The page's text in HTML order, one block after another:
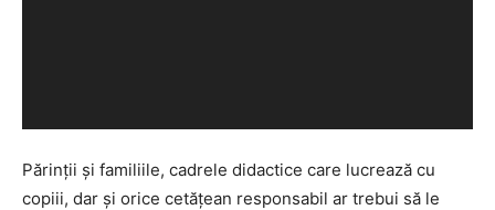
Părinții și familiile, cadrele didactice care lucrează cu
copiii, dar și orice cetățean responsabil ar trebui să le